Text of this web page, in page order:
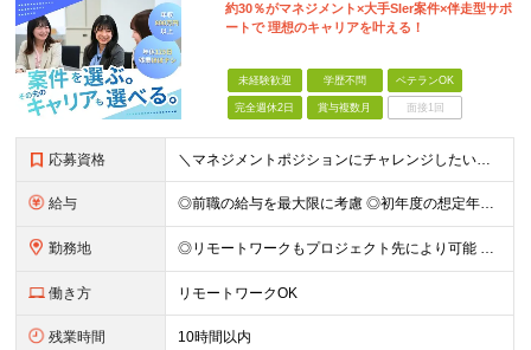
約30％がマネジメント×大手SIer案件×伴走型サポ
ートで 理想のキャリアを叶える！
未経験歓迎 学歴不問 ベテランOK
完全週休2日 賞与複数月 面接1回
応募資格 ＼マネジメントポジションにチャレンジしたい方歓迎／ ■学歴不問 ■エンジニアとしての開発経験3年以上 ～こんな方にピッタリです！～ ■今よりスキルを磨きたい方 ■安心して長く働ける環境を求めている方
給与 ◎前職の給与を最大限に考慮 ◎初年度の想定年収：400万円～！500万円スタートも可 ■月給32万円〜40万円＋賞与＋通勤交通費 ※経験・スキルを考慮のうえ、決定します ※試用期間6ヶ月間あり（期間
勤務地 ◎リモートワークもプロジェクト先により可能 ◎転居を伴う転勤なし 本社もしくはプロジェクト先にて勤務となります。 ※プロジェクト先は9割が東京23区内 ※その他東京市内や神奈川エリアで勤務いただく
働き方 リモートワークOK
残業時間 10時間以内